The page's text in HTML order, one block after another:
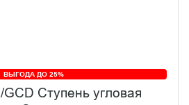
ВЫГОДА ДО 25%
Ступень угловая